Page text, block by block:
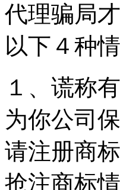
代理骗局
以下４种情
１、谎称
为你公司
请注册商
抢注商标